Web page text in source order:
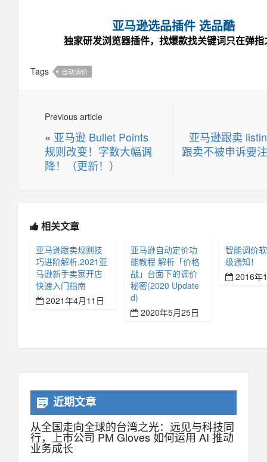
亚马逊选品插件 选品酷
独家研发浏览器插件，找爆款找关键词只在弹指
Tags 自动调价
亚马逊跟卖
跟卖不被申诉要
Previous article
« 亚马逊 Bullet Points
规则改变！字数大幅调
降！（更新！）
相关文章
亚马逊跟卖规则技
巧进阶解析,2021亚
马逊新手卖家开店
快速入门指南
2021年4月11日
亚马逊自动定价功
能教程 解析「价格
战」台面下的调价
秘密(2020 Update
d)
2020年5月25日
智能调价
级通知！
2016年
近期文章
从全国走向全球的台湾之光：远见与科技同
行，上市公司 PM Gloves 如何运用 AI 推动
业务成长